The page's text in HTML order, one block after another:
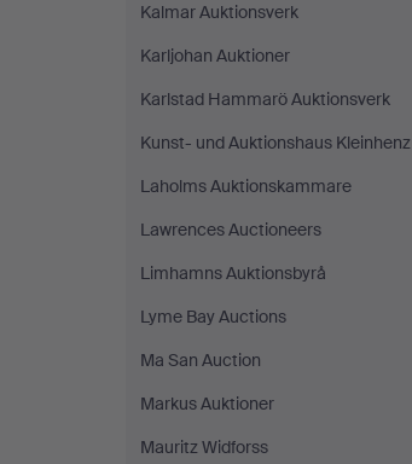
Kalmar Auktionsverk
Karljohan Auktioner
Karlstad Hammarö Auktionsverk
Kunst- und Auktionshaus Kleinhenz
Laholms Auktionskammare
Lawrences Auctioneers
Limhamns Auktionsbyrå
Lyme Bay Auctions
Ma San Auction
Markus Auktioner
Mauritz Widforss